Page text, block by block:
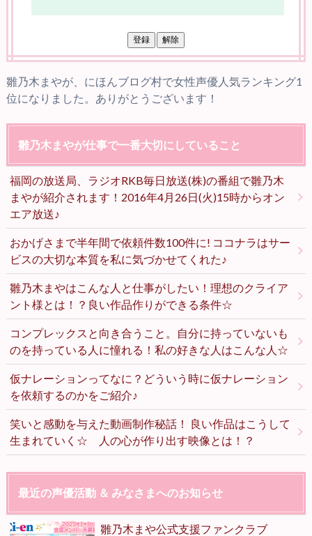
雛乃木まやが、にほんブログ村で女性声優人気ランキング1
位になりました。ありがとうございます！
雛乃木まやが仕事で一番大切にしていること
福岡の放送局、ラジオRKB毎日放送(株)の番組で雛乃木
まやが紹介されます！2016年4月26日(火)15時からオン
エア放送♪
おかげさまで半年間で依頼件数100件に! ココナラはサー
ビスの大切な本質を私に気づかせてくれた♪
雛乃木まやはこんな人と仕事がしたい！理想のクライア
ント様とは！？良い作品作りができる条件☆
コンプレックスと向き合うこと。自分に持っていないも
のを持っている人に憧れる！私の好きな人はこんな人☆
仮ナレーションってなに？どういう時に仮ナレーション
を依頼するのかをご紹介♪
笑いと感動を与えた動画制作秘話！ 良い作品はこうして
生まれていく☆ 人の心が作り出す映像とは！？
最近の声優活動 ＆ みなさまへのお知らせ
雛乃木まや公式支援ファンクラブ